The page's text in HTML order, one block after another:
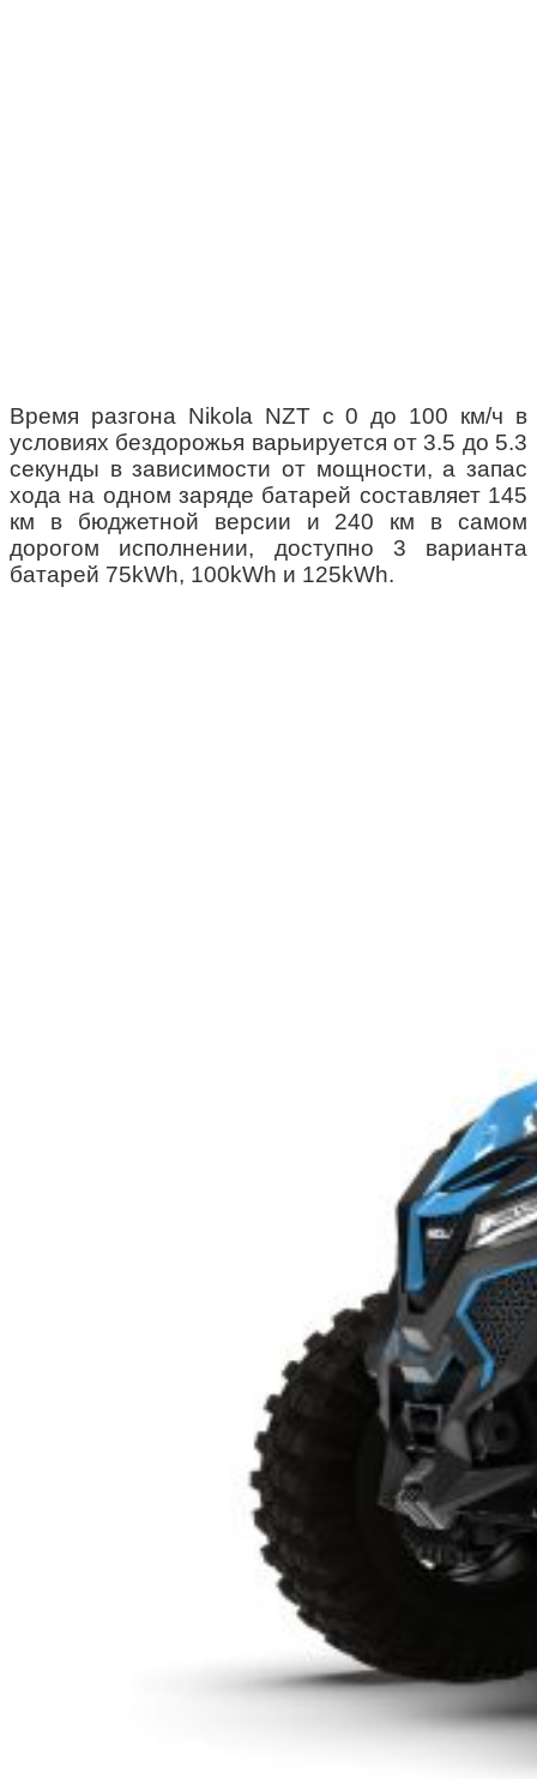
Время разгона Nikola NZT с 0 до 100 км/ч в
условиях бездорожья варьируется от 3.5 до 5.3
секунды в зависимости от мощности, а запас
хода на одном заряде батарей составляет 145
км в бюджетной версии и 240 км в самом
дорогом исполнении, доступно 3 варианта
батарей 75kWh, 100kWh и 125kWh.